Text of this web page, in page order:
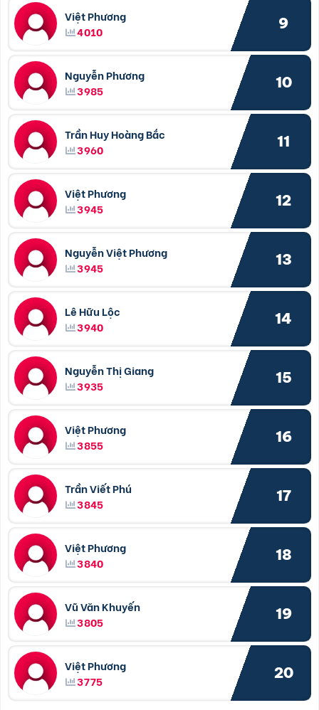
Việt Phương
4010
9
Nguyễn Phương
3985
10
Trần Huy Hoàng Bắc
3960
11
Việt Phương
3945
12
Nguyễn Việt Phương
3945
13
Lê Hữu Lộc
3940
14
Nguyễn Thị Giang
3935
15
Việt Phương
3855
16
Trần Viết Phú
3845
17
Việt Phương
3840
18
Vũ Văn Khuyến
3805
19
Việt Phương
3775
20